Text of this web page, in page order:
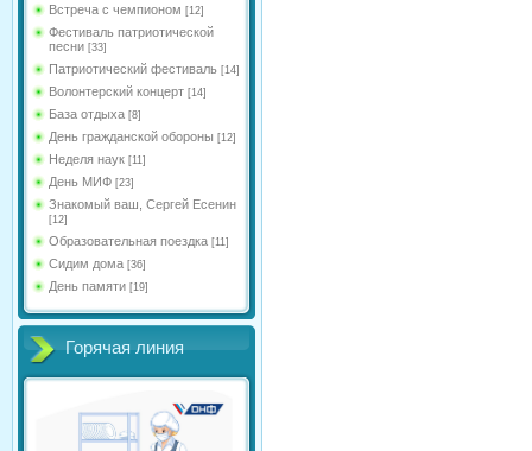
Встреча с чемпионом [12]
Фестиваль патриотической
песни [33]
Патриотический фестиваль [14]
Волонтерский концерт [14]
База отдыха [8]
День гражданской обороны [12]
Неделя наук [11]
День МИФ [23]
Знакомый ваш, Сергей Есенин
[12]
Образовательная поездка [11]
Сидим дома [36]
День памяти [19]
Горячая линия